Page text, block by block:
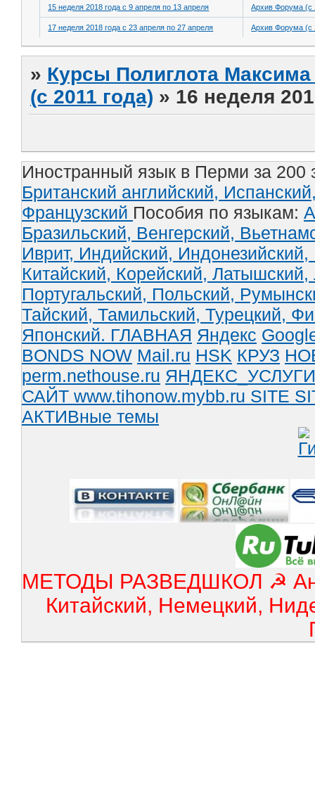
15 неделя 2018 года с 9 апреля по 13 апреля Архив Форума (с
17 неделя 2018 года с 23 апреля по 27 апреля Архив Форума (с
» Курсы Полиглота
(с 2011 года) » 16 неделя
Иностранный язык в Перми за 200
Британский английский,
Французский Пособия по языкам:
Бразильский, Венгерский,
Иврит, Индийский, Индонезийский,
Китайский, Корейский, Латышский,
Португальский, Польский,
Тайский, Тамильский, Турецкий,
Японский. ГЛАВНАЯ Яндекс
BONDS NOW Mail.ru HSK КРУЗ
perm.nethouse.ru ЯНДЕКС_УСЛУГИ
САЙТ www.tihonow.mybb.ru SITE
АКТИВные темы
МЕТОДЫ РАЗВЕДШКОЛ ☭
Китайский, Немецкий,